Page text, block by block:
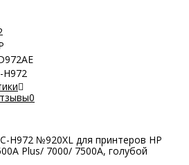
H972
0
H972 №920XL для принтеров HP
Plus/ 7000/ 7500A, голубой